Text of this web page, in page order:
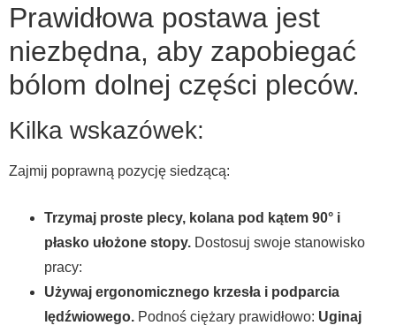
Prawidłowa postawa jest
niezbędna, aby zapobiegać
bólom dolnej części pleców.
Kilka wskazówek:
Zajmij poprawną pozycję siedzącą:
Trzymaj proste plecy, kolana pod kątem 90° i
płasko ułożone stopy. Dostosuj swoje stanowisko
pracy:
Używaj ergonomicznego krzesła i podparcia
lędźwiowego. Podnoś ciężary prawidłowo: Uginaj